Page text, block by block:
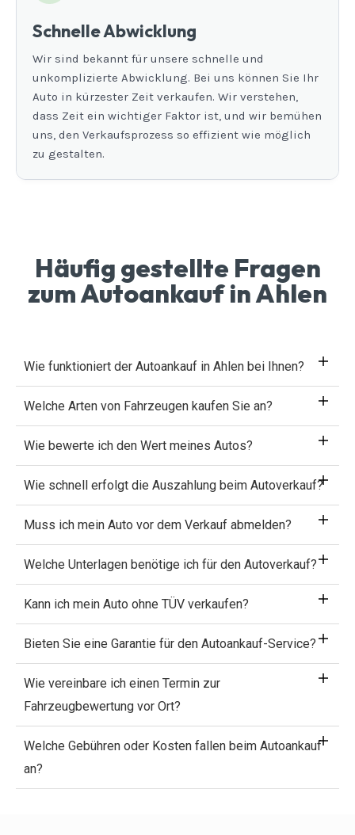
Schnelle Abwicklung
Wir sind bekannt für unsere schnelle und
unkomplizierte Abwicklung. Bei uns können Sie Ihr
Auto in kürzester Zeit verkaufen. Wir verstehen,
dass Zeit ein wichtiger Faktor ist, und wir bemühen
uns, den Verkaufsprozess so effizient wie möglich
zu gestalten.
Häufig gestellte Fragen
zum Autoankauf in Ahlen
Wie funktioniert der Autoankauf in Ahlen bei Ihnen?
Welche Arten von Fahrzeugen kaufen Sie an?
Wie bewerte ich den Wert meines Autos?
Wie schnell erfolgt die Auszahlung beim Autoverkauf?
Muss ich mein Auto vor dem Verkauf abmelden?
Welche Unterlagen benötige ich für den Autoverkauf?
Kann ich mein Auto ohne TÜV verkaufen?
Bieten Sie eine Garantie für den Autoankauf-Service?
Wie vereinbare ich einen Termin zur
Fahrzeugbewertung vor Ort?
Welche Gebühren oder Kosten fallen beim Autoankauf
an?